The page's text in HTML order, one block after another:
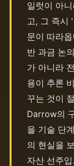
일럿이 아
고, 그 즉시
문이 따라
반 과금 논
가 아니라
용이 추론
꾸는 것이
Darrow의
을 기술 단
의 현실을
자산 선주